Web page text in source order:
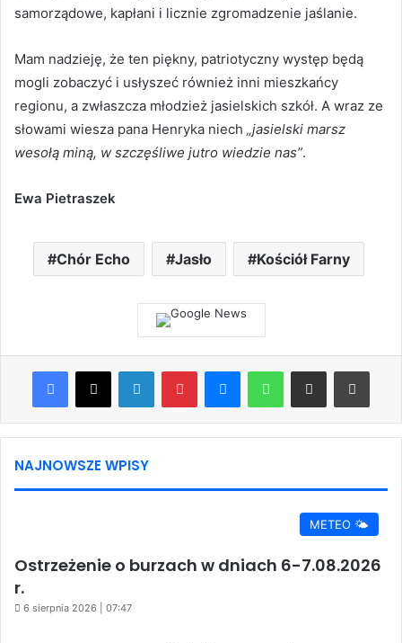
samorządowe, kapłani i licznie zgromadzenie jaślanie.
Mam nadzieję, że ten piękny, patriotyczny występ będą
mogli zobaczyć i usłyszeć również inni mieszkańcy
regionu, a zwłaszcza młodzież jasielskich szkół. A wraz ze
słowami wiesza pana Henryka niech „jasielski marsz
wesołą miną, w szczęśliwe jutro wiedzie nas”.
Ewa Pietraszek
Chór Echo Jasło Kościół Farny
Facebook
X LinkedInPinterestMessengerWhatsAppShare via Email Print
NAJNOWSZE WPISY
METEO 🌤️
Ostrzeżenie o burzach w dniach 6-7.08.2026
r.
6 sierpnia 2026 | 07:47